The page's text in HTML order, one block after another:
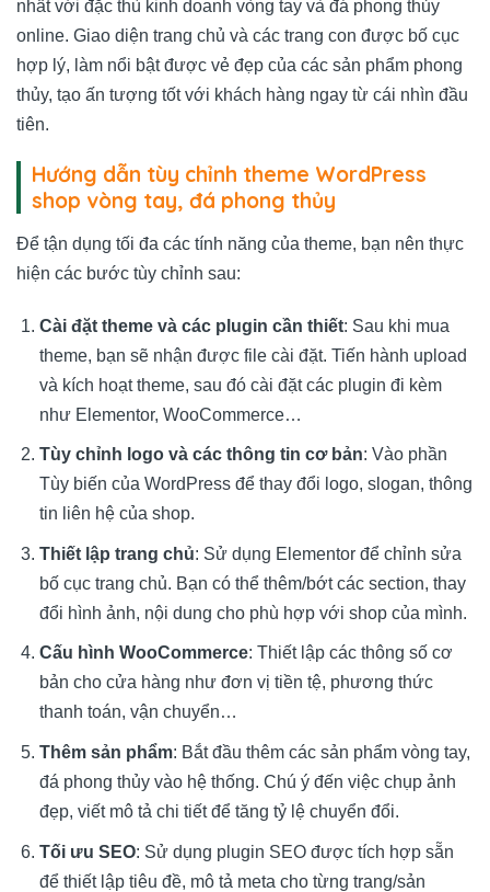
nhất với đặc thù kinh doanh vòng tay và đá phong thủy
online. Giao diện trang chủ và các trang con được bố cục
hợp lý, làm nổi bật được vẻ đẹp của các sản phẩm phong
thủy, tạo ấn tượng tốt với khách hàng ngay từ cái nhìn đầu
tiên.
Hướng dẫn tùy chỉnh theme WordPress
shop vòng tay, đá phong thủy
Để tận dụng tối đa các tính năng của theme, bạn nên thực
hiện các bước tùy chỉnh sau:
Cài đặt theme và các plugin cần thiết: Sau khi mua
theme, bạn sẽ nhận được file cài đặt. Tiến hành upload
và kích hoạt theme, sau đó cài đặt các plugin đi kèm
như Elementor, WooCommerce…
Tùy chỉnh logo và các thông tin cơ bản: Vào phần
Tùy biến của WordPress để thay đổi logo, slogan, thông
tin liên hệ của shop.
Thiết lập trang chủ: Sử dụng Elementor để chỉnh sửa
bố cục trang chủ. Bạn có thể thêm/bớt các section, thay
đổi hình ảnh, nội dung cho phù hợp với shop của mình.
Cấu hình WooCommerce: Thiết lập các thông số cơ
bản cho cửa hàng như đơn vị tiền tệ, phương thức
thanh toán, vận chuyển…
Thêm sản phẩm: Bắt đầu thêm các sản phẩm vòng tay,
đá phong thủy vào hệ thống. Chú ý đến việc chụp ảnh
đẹp, viết mô tả chi tiết để tăng tỷ lệ chuyển đổi.
Tối ưu SEO: Sử dụng plugin SEO được tích hợp sẵn
để thiết lập tiêu đề, mô tả meta cho từng trang/sản